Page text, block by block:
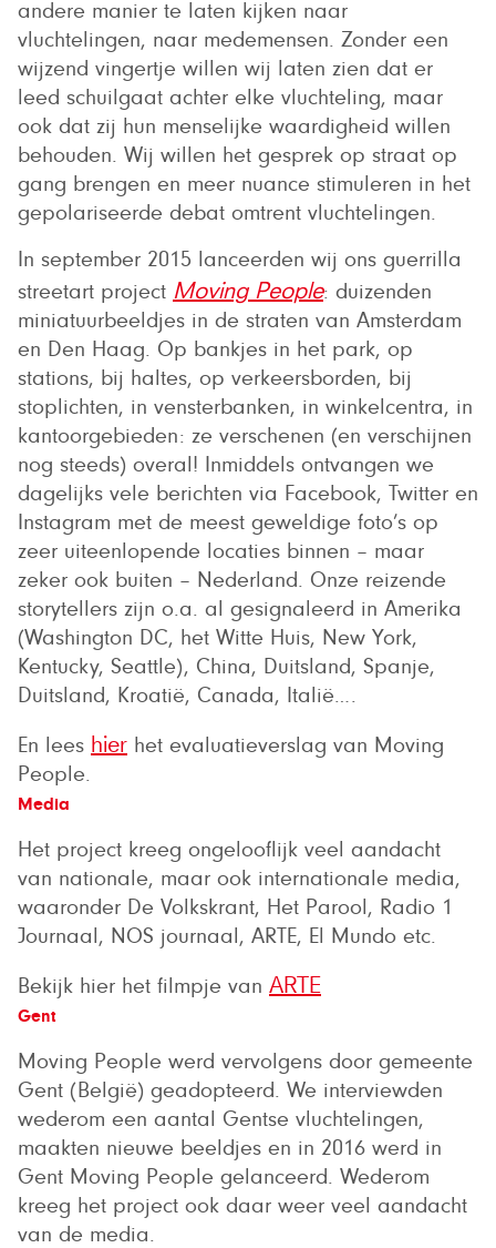
andere manier te laten kijken naar
vluchtelingen, naar medemensen. Zonder een
wijzend vingertje willen wij laten zien dat er
leed schuilgaat achter elke vluchteling, maar
ook dat zij hun menselijke waardigheid willen
behouden. Wij willen het gesprek op straat op
gang brengen en meer nuance stimuleren in het
gepolariseerde debat omtrent vluchtelingen.
In september 2015 lanceerden wij ons guerrilla
streetart project
Moving People: duizenden
miniatuurbeeldjes in de straten van Amsterdam
en Den Haag. Op bankjes in het park, op
stations, bij haltes, op verkeersborden, bij
stoplichten, in vensterbanken, in winkelcentra, in
kantoorgebieden: ze verschenen (en verschijnen
nog steeds) overal! Inmiddels ontvangen we
dagelijks vele berichten via Facebook, Twitter en
Instagram met de meest geweldige foto’s op
zeer uiteenlopende locaties binnen – maar
zeker ook buiten – Nederland. Onze reizende
storytellers zijn o.a. al gesignaleerd in Amerika
(Washington DC, het Witte Huis, New York,
Kentucky, Seattle), China, Duitsland, Spanje,
Duitsland, Kroatië, Canada, Italië….
En lees hier
het evaluatieverslag van Moving
People.
Media
Het project kreeg ongelooflijk veel aandacht
van nationale, maar ook internationale media,
waaronder De Volkskrant, Het Parool, Radio 1
Journaal, NOS journaal, ARTE, El Mundo etc.
Bekijk hier het filmpje van ARTE
Gent
Moving People werd vervolgens door gemeente
Gent (België) geadopteerd. We interviewden
wederom een aantal Gentse vluchtelingen,
maakten nieuwe beeldjes en in 2016 werd in
Gent Moving People gelanceerd. Wederom
kreeg het project ook daar weer veel aandacht
van de media.